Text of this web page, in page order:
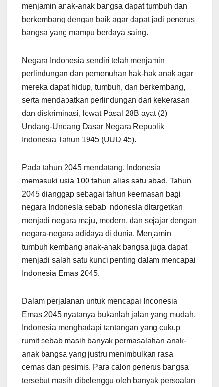
menjamin anak-anak bangsa dapat tumbuh dan
berkembang dengan baik agar dapat jadi penerus
bangsa yang mampu berdaya saing.
Negara Indonesia sendiri telah menjamin
perlindungan dan pemenuhan hak-hak anak agar
mereka dapat hidup, tumbuh, dan berkembang,
serta mendapatkan perlindungan dari kekerasan
dan diskriminasi, lewat Pasal 28B ayat (2)
Undang-Undang Dasar Negara Republik
Indonesia Tahun 1945 (UUD 45).
Pada tahun 2045 mendatang, Indonesia
memasuki usia 100 tahun alias satu abad. Tahun
2045 dianggap sebagai tahun keemasan bagi
negara Indonesia sebab Indonesia ditargetkan
menjadi negara maju, modern, dan sejajar dengan
negara-negara adidaya di dunia. Menjamin
tumbuh kembang anak-anak bangsa juga dapat
menjadi salah satu kunci penting dalam mencapai
Indonesia Emas 2045.
Dalam perjalanan untuk mencapai Indonesia
Emas 2045 nyatanya bukanlah jalan yang mudah,
Indonesia menghadapi tantangan yang cukup
rumit sebab masih banyak permasalahan anak-
anak bangsa yang justru menimbulkan rasa
cemas dan pesimis. Para calon penerus bangsa
tersebut masih dibelenggu oleh banyak persoalan